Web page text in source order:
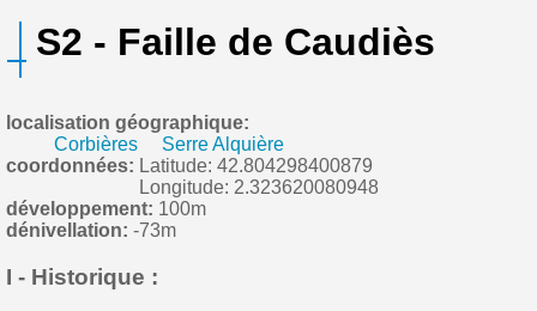
S2 - Faille de Caudiès
localisation géographique:
Corbières
Serre Alquière
coordonnées: Latitude: 42.804298400879
Longitude: 2.323620080948
développement: 100m
dénivellation: -73m
I - Historique :